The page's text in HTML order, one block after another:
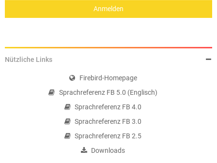
Nützliche Links
Firebird-Homepage
Sprachreferenz FB 5.0 (Englisch)
Sprachreferenz FB 4.0
Sprachreferenz FB 3.0
Sprachreferenz FB 2.5
Downloads